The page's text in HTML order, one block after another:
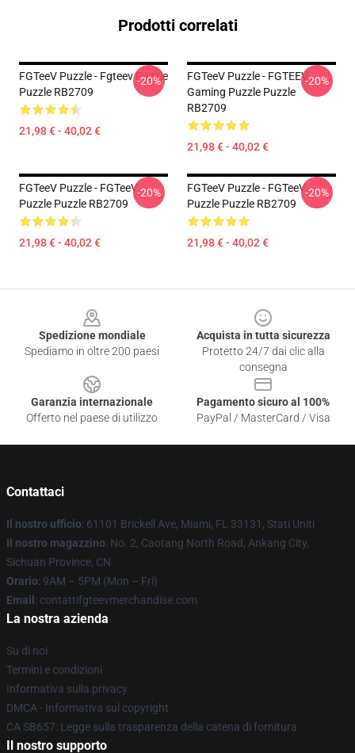
Prodotti correlati
FGTeeV Puzzle - Fgteev Puzzle
Puzzle RB2709
21,98 € - 40,02 €
-20%
FGTeeV Puzzle - FGTEEV
Gaming Puzzle Puzzle
RB2709
21,98 € - 40,02 €
-20%
FGTeeV Puzzle - FGTeeV
Puzzle Puzzle RB2709
21,98 € - 40,02 €
-20%
FGTeeV Puzzle - FGTeeV
Puzzle Puzzle RB2709
21,98 € - 40,02 €
-20%
Spedizione mondiale
Spediamo in oltre 200 paesi
Acquista in tutta sicurezza
Protetto 24/7 dai clic alla
consegna
Garanzia internazionale
Offerto nel paese di utilizzo
Pagamento sicuro al 100%
PayPal / MasterCard / Visa
Contattaci
Il nostro ufficio: 61101 Brickell Ave, Miami, FL 33131, Stati Uniti
Il nostro magazzino: No. 2, Caotang North Road, Ankang City,
Sichuan Province, CN
Orario: 9AM – 5PM (Mon – Fri)
Email : contattifgteevmerchandise.com
La nostra azienda
Su di noi
Termini e condizioni
Informativa sulla privacy
DMCA - Informativa sul copyright
CA SB657: Legge sulla trasparenza della catena di fornitura
Il nostro supporto